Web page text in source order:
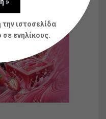
ιστοσελίδα
ενηλίκους.